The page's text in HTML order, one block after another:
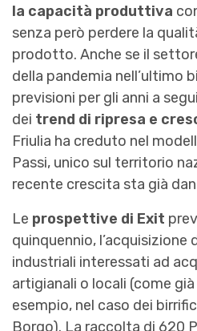
la capacità produttiva
senza però perdere la
prodotto. Anche se il
della pandemia nell’ultimo
previsioni per gli anni a
dei trend di ripresa e
Friulia ha creduto nel
Passi, unico sul territorio
recente crescita sta già
Le prospettive di Exit
quinquennio, l’acquisizione
industriali interessati ad
artigianali o locali (come
esempio, nel caso dei
Borgo). La raccolta di 620